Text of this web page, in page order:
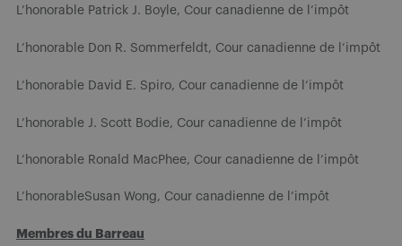
L’honorable Patrick J. Boyle, Cour canadienne de l’impôt
L’honorable Don R. Sommerfeldt, Cour canadienne de l’impôt
L’honorable David E. Spiro, Cour canadienne de l’impôt
L’honorable J. Scott Bodie, Cour canadienne de l’impôt
L’honorable Ronald MacPhee, Cour canadienne de l’impôt
L’honorableSusan Wong, Cour canadienne de l’impôt
Membres du Barreau